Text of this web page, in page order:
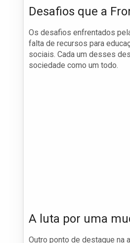
Desafios que a
Os desafios enfrentados
falta de recursos para
sociais. Cada um desses
sociedade como um todo.
A luta por uma
Outro ponto de destaque na